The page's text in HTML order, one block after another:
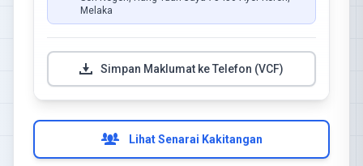
Melaka
Simpan Maklumat ke Telefon (VCF)
Lihat Senarai Kakitangan